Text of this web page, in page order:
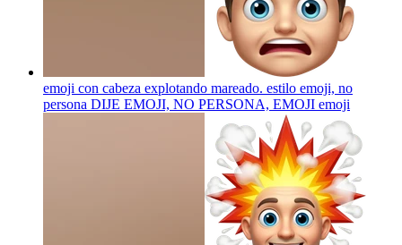
emoji con cabeza explotando mareado. estilo emoji, no
persona DIJE EMOJI, NO PERSONA, EMOJI emoji